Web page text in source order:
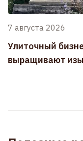
7 августа 2026
Улиточный
выращивают